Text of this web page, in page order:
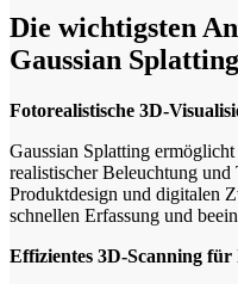
Die wichtigsten
Gaussian Splatting
Fotorealistische 3D-
Gaussian Splatting
realistischer Beleuchtung
Produktdesign und digitalen
schnellen Erfassung und
Effizientes 3D-Scanning